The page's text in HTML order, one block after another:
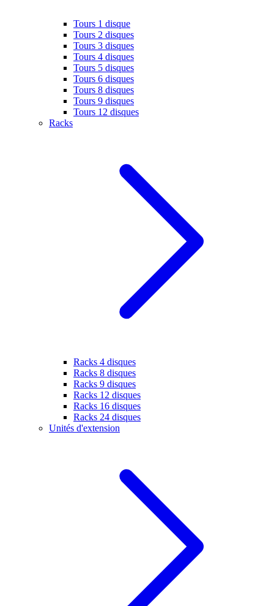
Tours 1 disque
Tours 2 disques
Tours 3 disques
Tours 4 disques
Tours 5 disques
Tours 6 disques
Tours 8 disques
Tours 9 disques
Tours 12 disques
Racks
Racks 4 disques
Racks 8 disques
Racks 9 disques
Racks 12 disques
Racks 16 disques
Racks 24 disques
Unités d'extension